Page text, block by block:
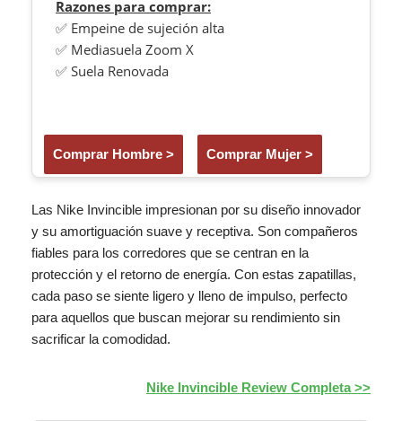
Razones para comprar:
✅ Empeine de sujeción alta
✅ Mediasuela Zoom X
✅ Suela Renovada
Comprar Hombre > Comprar Mujer >
Las Nike Invincible impresionan por su diseño innovador
y su amortiguación suave y receptiva. Son compañeros
fiables para los corredores que se centran en la
protección y el retorno de energía. Con estas zapatillas,
cada paso se siente ligero y lleno de impulso, perfecto
para aquellos que buscan mejorar su rendimiento sin
sacrificar la comodidad.
Nike Invincible Review Completa >>